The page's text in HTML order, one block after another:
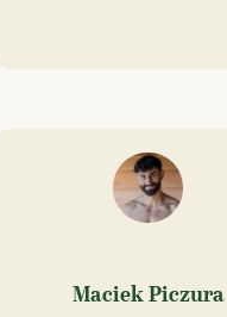
Maciek Piczura